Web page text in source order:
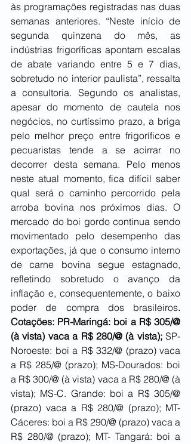
às programações registradas nas duas
semanas anteriores. “Neste início de
segunda quinzena do mês, as
indústrias frigoríficas apontam escalas
de abate variando entre 5 e 7 dias,
sobretudo no interior paulista”, ressalta
a consultoria. Segundo os analistas,
apesar do momento de cautela nos
negócios, no curtíssimo prazo, a briga
pelo melhor preço entre frigoríficos e
pecuaristas tende a se acirrar no
decorrer desta semana. Pelo menos
neste atual momento, fica difícil saber
qual será o caminho percorrido pela
arroba bovina nos próximos dias. O
mercado do boi gordo continua sendo
movimentado pelo desempenho das
exportações, já que o consumo interno
de carne bovina segue estagnado,
refletindo sobretudo o avanço da
inflação e, consequentemente, o baixo
poder de compra dos brasileiros.
Cotações: PR-Maringá: boi a R$ 305/@
(à vista) vaca a R$ 280/@ (à vista); SP-
Noroeste: boi a R$ 332/@ (prazo) vaca
a R$ 285/@ (prazo); MS-Dourados: boi
a R$ 300/@ (à vista) vaca a R$ 280/@ (à
vista); MS-C. Grande: boi a R$ 305/@
(prazo) vaca a R$ 280/@ (prazo); MT-
Cáceres: boi a R$ 290/@ (prazo) vaca a
R$ 280/@ (prazo); MT- Tangará: boi a